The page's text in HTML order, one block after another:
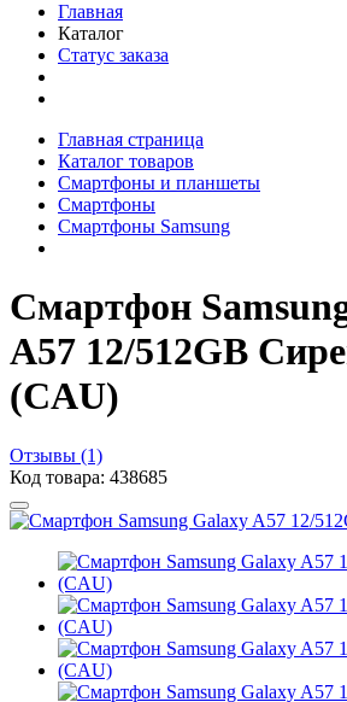
Главная
Каталог
Статус заказа
Главная страница
Каталог товаров
Смартфоны и планшеты
Смартфоны
Смартфоны Samsung
Смартфон
A57 12/512GB
(CAU)
Отзывы (1)
Код товара: 438685